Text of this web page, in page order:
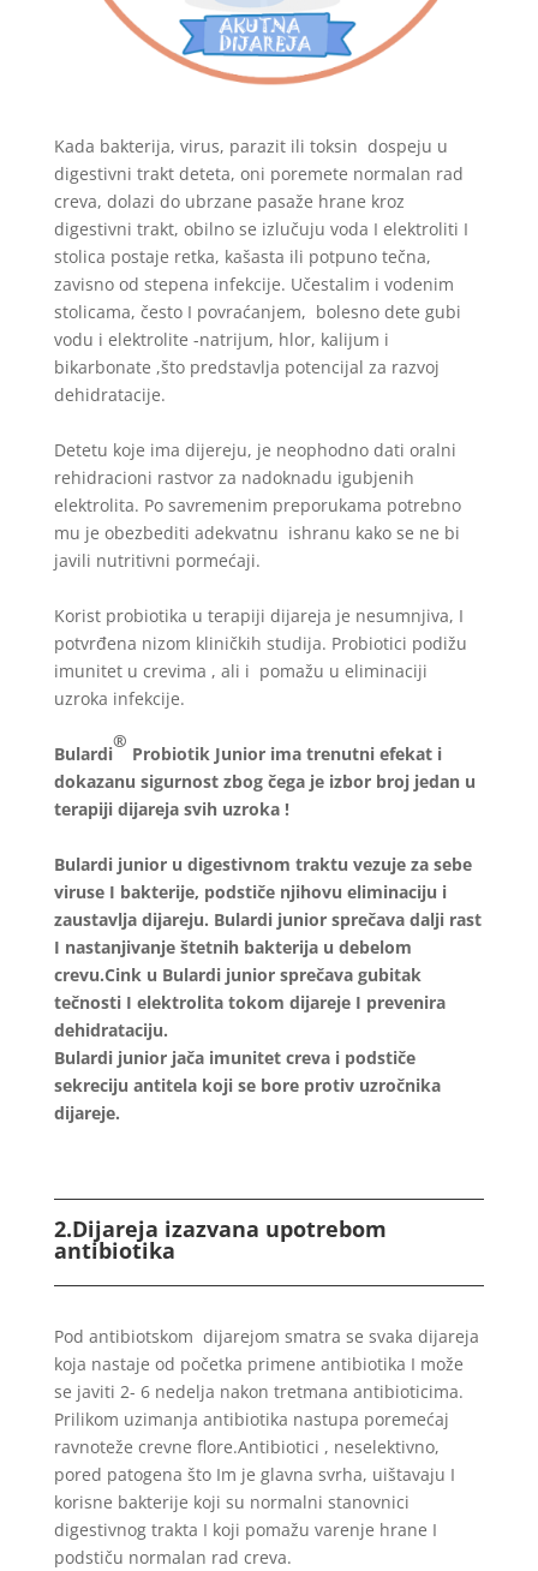
Kada bakterija, virus, parazit ili toksin dospeju u
digestivni trakt deteta, oni poremete normalan rad
creva, dolazi do ubrzane pasaže hrane kroz
digestivni trakt, obilno se izlučuju voda I elektroliti I
stolica postaje retka, kašasta ili potpuno tečna,
zavisno od stepena infekcije. Učestalim i vodenim
stolicama, često I povraćanjem, bolesno dete gubi
vodu i elektrolite -natrijum, hlor, kalijum i
bikarbonate ,što predstavlja potencijal za razvoj
dehidratacije.
Detetu koje ima dijereju, je neophodno dati oralni
rehidracioni rastvor za nadoknadu igubjenih
elektrolita. Po savremenim preporukama potrebno
mu je obezbediti adekvatnu ishranu kako se ne bi
javili nutritivni pormećaji.
Korist probiotika u terapiji dijareja je nesumnjiva, I
potvrđena nizom kliničkih studija. Probiotici podižu
imunitet u crevima , ali i pomažu u eliminaciji
uzroka infekcije.
Bulardi
®
Probiotik Junior ima trenutni efekat i
dokazanu sigurnost zbog čega je izbor broj jedan u
terapiji dijareja svih uzroka !
Bulardi junior u digestivnom traktu vezuje za sebe
viruse I bakterije, podstiče njihovu eliminaciju i
zaustavlja dijareju. Bulardi junior sprečava dalji rast
I nastanjivanje štetnih bakterija u debelom
crevu.Cink u Bulardi junior sprečava gubitak
tečnosti I elektrolita tokom dijareje I prevenira
dehidrataciju.
Bulardi junior jača imunitet creva i podstiče
sekreciju antitela koji se bore protiv uzročnika
dijareje.
2.Dijareja izazvana upotrebom
antibiotika
Pod antibiotskom dijarejom smatra se svaka dijareja
koja nastaje od početka primene antibiotika I može
se javiti 2- 6 nedelja nakon tretmana antibioticima.
Prilikom uzimanja antibiotika nastupa poremećaj
ravnoteže crevne flore.Antibiotici , neselektivno,
pored patogena što Im je glavna svrha, uištavaju I
korisne bakterije koji su normalni stanovnici
digestivnog trakta I koji pomažu varenje hrane I
podstiču normalan rad creva.